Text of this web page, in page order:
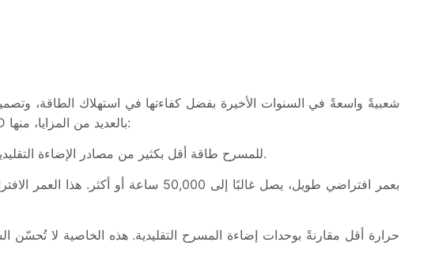
تتكون من مصابيح متوهجة أو هالوجينية، تستخدم مصابيح LED الثنائيات الباعثة للضوء لإنتاج الإضاءة. تتميز تقنية LED بالعديد من المزايا، منها:
كفاءة الطاقة: تستهلك مصابيح LED للمسرح طاقة أقل بكثير من مصادر الإضاءة التقليدية. هذه الكفاءة في استهلاك الطاقة تُسهم في توفير التكاليف وتقليل الأثر البيئي.